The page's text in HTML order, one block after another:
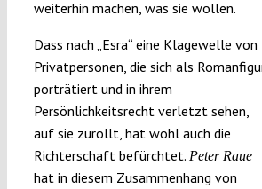
weiterhin machen, was sie wollen.
Dass nach „Esra“ eine Klagewelle von
Privatpersonen, die sich als
porträtiert und in ihrem
Persönlichkeitsrecht verletzt sehen,
auf sie zurollt, hat wohl auch die
Richterschaft befürchtet. Peter Raue
hat in diesem Zusammenhang von